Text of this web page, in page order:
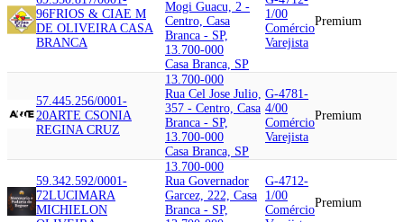
96FRIOS & CIAE M
DE OLIVEIRA CASA
BRANCA
Mogi Guacu, 2 -
Centro, Casa
Branca - SP,
13.700-000
Casa Branca, SP
1/00
Comércio
Varejista
Premium
57.445.256/0001-
20ARTE CSONIA
REGINA CRUZ
13.700-000
Rua Cel Jose Julio,
357 - Centro, Casa
Branca - SP,
13.700-000
Casa Branca, SP
G-4781-
4/00
Comércio
Varejista
Premium
59.342.592/0001-
72LUCIMARA
MICHIELON
13.700-000
Rua Governador
Garcez, 222, Casa
Branca - SP,
G-4712-
1/00
Comércio
Premium